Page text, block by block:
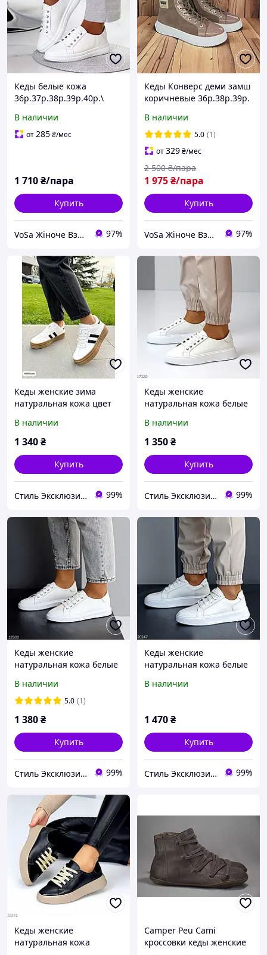
Кеды белые кожа
36р.37р.38р.39р.40р.\
В наличии
от285₴/мес
1 710₴/пара
Купить
VoSa Жіноче Взуття 97%
Кеды Конверс деми замш
коричневые 36р.38р.39р.
В наличии
5.0 (1)
от329₴/мес
1 975₴/пара
2 500 ₴/пара
Купить
VoSa Жіноче Взуття 97%
Кеды женские зима
натуральная кожа цвет
В наличии
1 340₴
Купить
Стиль Эксклюзив & 3B 99%
Кеды женские
натуральная кожа белые
В наличии
1 350₴
Купить
Стиль Эксклюзив & 3B 99%
Кеды женские
натуральная кожа белые
В наличии
5.0 (1)
1 380₴
Купить
Стиль Эксклюзив & 3B 99%
Кеды женские
натуральная кожа белые
В наличии
1 470₴
Купить
Стиль Эксклюзив & 3B 99%
Кеды женские
натуральная кожа
Camper Peu Cami
кроссовки кеды женские